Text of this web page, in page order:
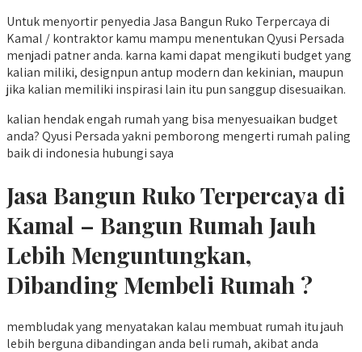
Untuk menyortir penyedia Jasa Bangun Ruko Terpercaya di
Kamal / kontraktor kamu mampu menentukan Qyusi Persada
menjadi patner anda. karna kami dapat mengikuti budget yang
kalian miliki, designpun antup modern dan kekinian, maupun
jika kalian memiliki inspirasi lain itu pun sanggup disesuaikan.
kalian hendak engah rumah yang bisa menyesuaikan budget
anda? Qyusi Persada yakni pemborong mengerti rumah paling
baik di indonesia hubungi saya
Jasa Bangun Ruko Terpercaya di
Kamal – Bangun Rumah Jauh
Lebih Menguntungkan,
Dibanding Membeli Rumah ?
membludak yang menyatakan kalau membuat rumah itu jauh
lebih berguna dibandingan anda beli rumah, akibat anda